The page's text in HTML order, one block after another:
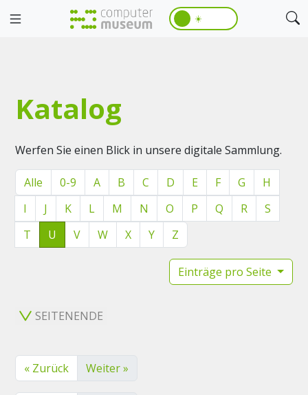
☀️
Katalog
Werfen Sie einen Blick in unsere digitale Sammlung.
Alle 0-9 A B C D E F G
H
I
J K L M N O P Q R
S
T
U V W X Y Z
Einträge pro Seite
SEITENENDE
« Zurück Weiter »